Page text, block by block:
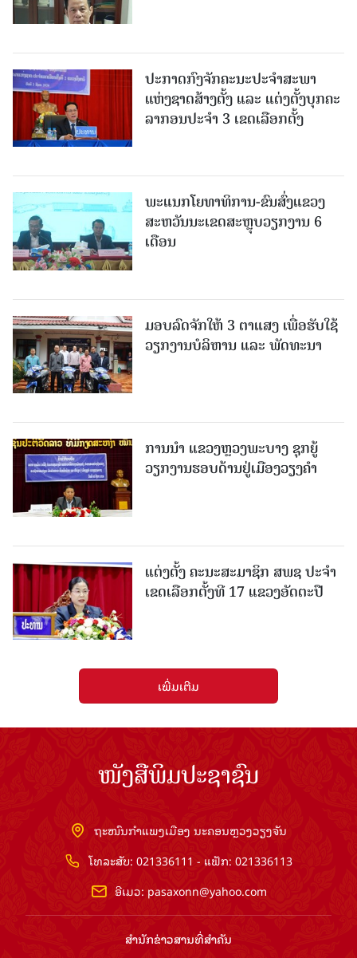
ປະກາດກົງຈັກຄະນະປະຈໍາສະພາ
ແຫ່ງຊາດສ້າງຕັ້ງ ແລະ ແຕ່ງຕັ້ງບຸກຄະ
ລາກອນປະຈໍາ 3 ເຂດເລືອກຕັ້ງ
ພະແນກໂຍທາທິການ-ຂົນສົ່ງແຂວງ
ສະຫວັນນະເຂດສະຫຼຸບວຽກງານ 6
ເດືອນ
ມອບລົດຈັກໃຫ້ 3 ຕາແສງ ເພື່ອຮັບໃຊ້
ວຽກງານບໍລິຫານ ແລະ ພັດທະນາ
ການນຳ ແຂວງຫຼວງພະບາງ ຊຸກຍູ້
ວຽກງານຮອບດ້ານຢູ່ເມືອງວຽງຄໍາ
ແຕ່ງຕັ້ງ ຄະນະສະມາຊິກ ສພຊ ປະຈຳ
ເຂດເລືອກຕັ້ງທີ 17 ແຂວງອັດຕະປື
ເພີ່ມເຕີມ
ໜັງສືພິມປະຊາຊົນ
ຖະໜົນກຳແພງເມືອງ ນະຄອນຫຼວງວຽງຈັນ
ໂທລະສັບ: 021336111 - ແຟັກ: 021336113
ອີເມວ: pasaxonn@yahoo.com
ສຳ​ນັກ​ຂ່າວ​ສານ​ທີ່​ສຳ​ຄັນ​